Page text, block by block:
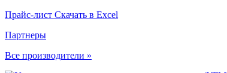
Прайс-лист Скачать в Excel
Партнеры
Все производители »